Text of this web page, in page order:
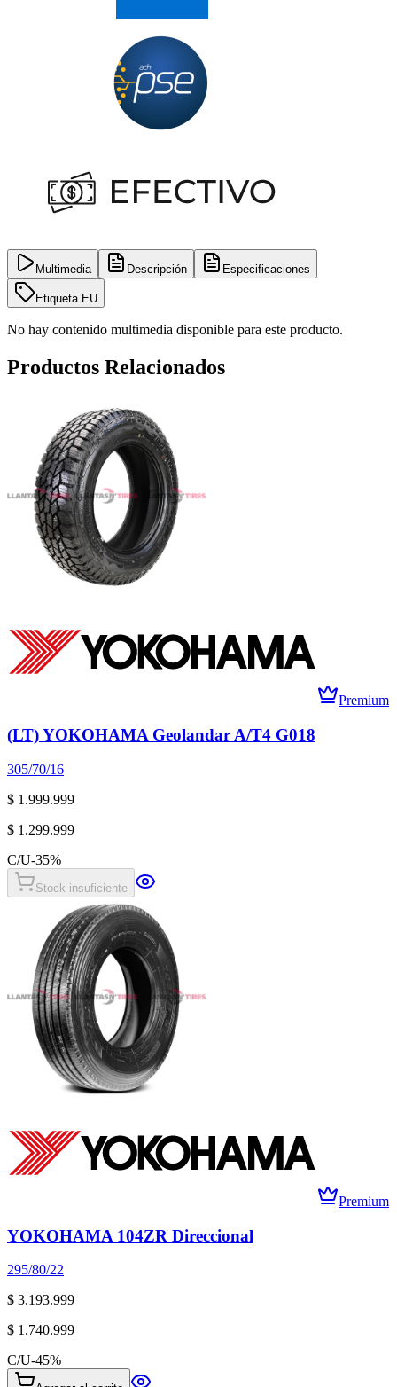
Multimedia Descripción Especificaciones
Etiqueta EU
No hay contenido multimedia disponible para este producto.
Productos Relacionados
Premium
(LT) YOKOHAMA Geolandar A/T4 G018
305/70/16
$ 1.999.999
$ 1.299.999
C/U-35%
Stock insuficiente
Premium
YOKOHAMA 104ZR Direccional
295/80/22
$ 3.193.999
$ 1.740.999
C/U-45%